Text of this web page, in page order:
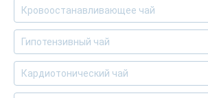
Кровоостанавливающее чай
Гипотензивный чай
Кардиотонический чай